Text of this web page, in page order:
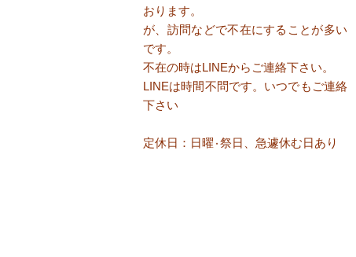
おります。
が、訪問などで不在にすることが多い
です。
​不在の時はLINEからご連絡下さい。
​LINEは時間不問です。いつでもご連絡
下さい
定休日：日曜٠祭日、急遽休む日あり